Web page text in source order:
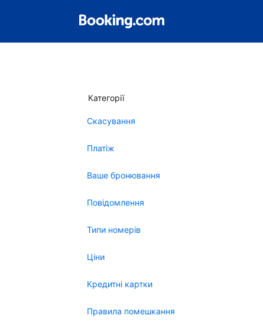
Категорії
Скасування
Платіж
Ваше бронювання
Повідомлення
Типи номерів
Ціни
Кредитні картки
Правила помешкання